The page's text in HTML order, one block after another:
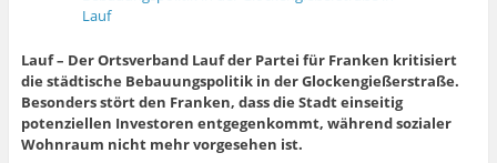
Lauf – Der Ortsverband Lauf der Partei für Franken kritisiert
die städtische Bebauungspolitik in der Glockengießerstraße.
Besonders stört den Franken, dass die Stadt einseitig
potenziellen Investoren entgegenkommt, während sozialer
Wohnraum nicht mehr vorgesehen ist.